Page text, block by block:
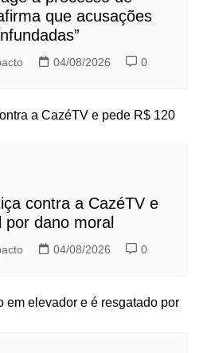
que acusações
04/08/2026 0
contra a CazéTV e
dano moral
04/08/2026 0